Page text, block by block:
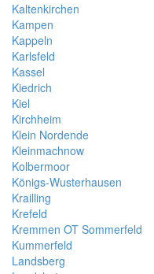
Kaltenkirchen
Kampen
Kappeln
Karlsfeld
Kassel
Kiedrich
Kiel
Kirchheim
Klein Nordende
Kleinmachnow
Kolbermoor
Königs-Wusterhausen
Krailling
Krefeld
Kremmen OT Sommerfeld
Kummerfeld
Landsberg